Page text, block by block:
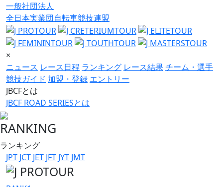
一般社団法人
全日本実業団自転車競技連盟
×
ニュース レース日程 ランキング レース結果チーム・選手
競技ガイド 加盟・登録 エントリー
JBCFとは
JBCF ROAD SERIESとは
RANKING
ランキング
JPT JCT JET JFT JYT JMT